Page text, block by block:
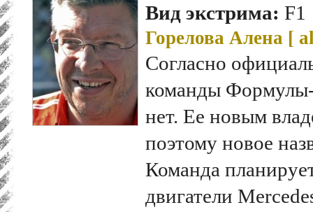
Вид экстрима: F1
Горелова Алена [
Согласно
команды
нет. Ее новым
поэтому новое
Команда
двигатели